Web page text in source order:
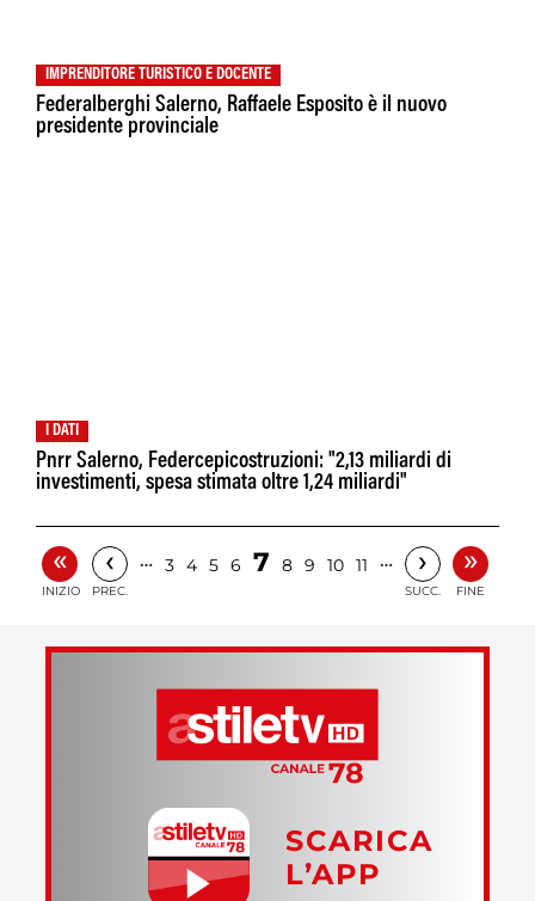
IMPRENDITORE TURISTICO E DOCENTE
Federalberghi Salerno, Raffaele Esposito è il nuovo
presidente provinciale
I DATI
Pnrr Salerno, Federcepicostruzioni: "2,13 miliardi di
investimenti, spesa stimata oltre 1,24 miliardi"
«
INIZIO
‹
PREC.
… 3 4 5 6 7 8 9 10 11 … ›
SUCC.
»
FINE
SCARICA
L’APP